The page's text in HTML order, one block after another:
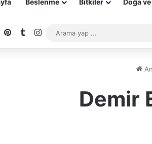
Beslenme Bitkiler Doğa
Pinterest
TumblrInstagram
Demir